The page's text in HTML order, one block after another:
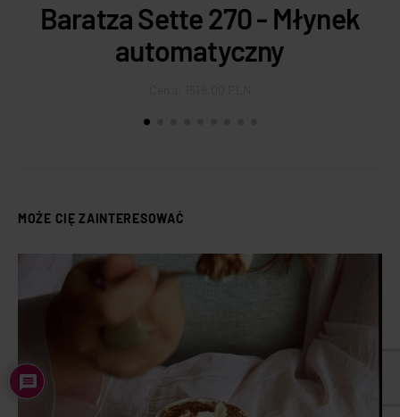
Baratza Sette 270 - Młynek
automatyczny
MOŻE CIĘ ZAINTERESOWAĆ